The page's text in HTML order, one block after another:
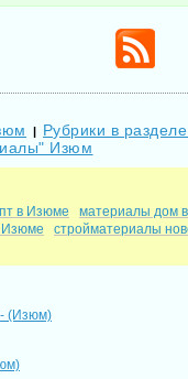
| Рубрики в
Изюм
в Изюме
материалы дом
Изюме
стройматериалы
- (Изюм)